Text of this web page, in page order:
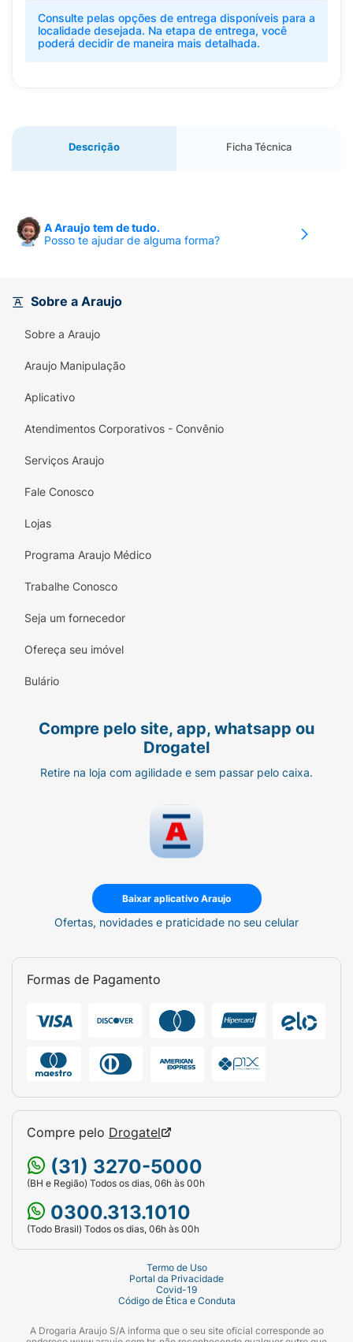
Consulte pelas opções de entrega disponíveis para a
localidade desejada. Na etapa de entrega, você
poderá decidir de maneira mais detalhada.
Descrição Ficha Técnica
A Araujo tem de tudo.
Posso te ajudar de alguma forma?
Sobre a Araujo
Sobre a Araujo
Araujo Manipulação
Aplicativo
Atendimentos Corporativos - Convênio
Serviços Araujo
Fale Conosco
Lojas
Programa Araujo Médico
Trabalhe Conosco
Seja um fornecedor
Ofereça seu imóvel
Bulário
Compre pelo site, app, whatsapp ou
Drogatel
Retire na loja com agilidade e sem passar pelo caixa.
Baixar aplicativo Araujo
Ofertas, novidades e praticidade no seu celular
Formas de Pagamento
Compre pelo Drogatel
(31) 3270-5000
(BH e Região) Todos os dias, 06h às 00h
0300.313.1010
(Todo Brasil) Todos os dias, 06h às 00h
Termo de Uso
Portal da Privacidade
Covid-19
Código de Ética e Conduta
A Drogaria Araujo S/A informa que o seu site oficial corresponde ao